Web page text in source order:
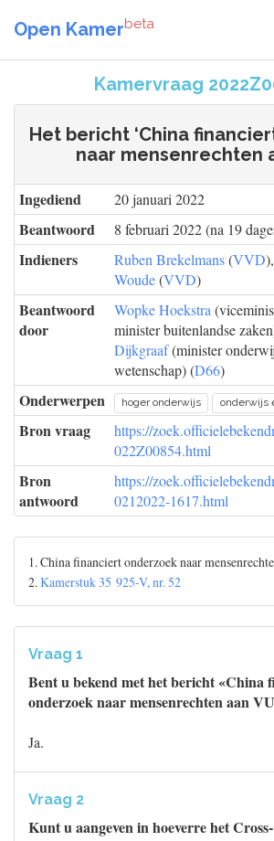
Open Kamerbeta
Kamervraag
Het bericht ‘China
naar mensenrechten
Ingediend 20 januari 2022
Beantwoord 8 februari 2022 (na 19
Indieners Ruben Brekelmans(VVD),
Woude(VVD)
Beantwoord
door
Wopke Hoekstra
minister buitenlandse
Dijkgraaf(minister
wetenschap) (D66)
Onderwerpen hoger onderwijs onderwijs
Bron vraag
https://
022Z00854.html
Bron
antwoord
https://
0212022-1617.html
1. China financiert onderzoek naar
2.Kamerstuk 35 925-V, nr. 52
Vraag 1
Bent u bekend met het bericht «China
onderzoek naar mensenrechten aan
Ja.
Vraag 2
Kunt u aangeven in hoeverre het